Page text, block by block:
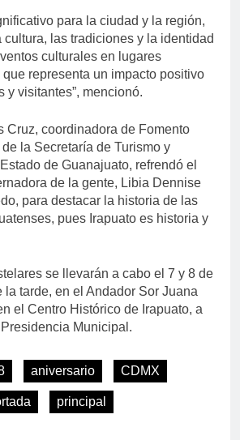
para la ciudad y la región,
cultura, las tradiciones y la identidad
culturales en lugares
representa un impacto positivo
y visitantes”, mencionó.
Cruz, coordinadora de Fomento
la Secretaría de Turismo y
de Guanajuato, refrendó el
de la gente, Libia Dennise
para destacar la historia de las
pues Irapuato es historia y
se llevarán a cabo el 7 y 8 de
la tarde, en el Andador Sor Juana
el Centro Histórico de Irapuato, a
Municipal.
aniversario CDMX
principal